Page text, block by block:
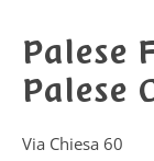
Palese
Palese
Via Chiesa 60